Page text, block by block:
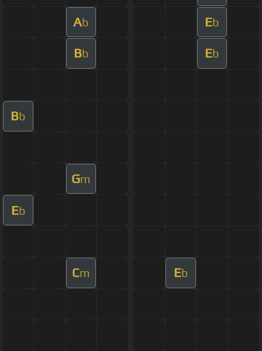
Ab Eb
Bb Eb
Bb
Gm
Eb
Cm Eb